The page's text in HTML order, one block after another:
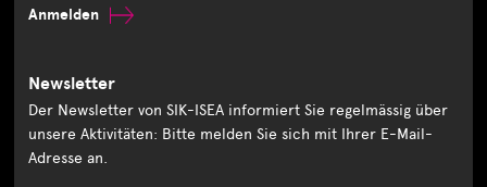
Anmelden
Newsletter
Der Newsletter von SIK-ISEA informiert Sie regelmässig über
unsere Aktivitäten: Bitte melden Sie sich mit Ihrer E-Mail-
Adresse an.